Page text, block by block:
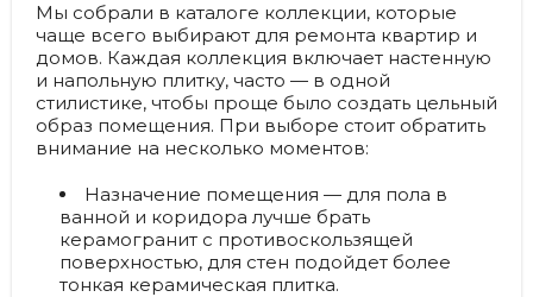
Мы собрали в каталоге коллекции, которые
чаще всего выбирают для ремонта квартир и
домов. Каждая коллекция включает настенную
и напольную плитку, часто — в одной
стилистике, чтобы проще было создать цельный
образ помещения. При выборе стоит обратить
внимание на несколько моментов:
Назначение помещения — для пола в
ванной и коридора лучше брать
керамогранит с противоскользящей
поверхностью, для стен подойдет более
тонкая керамическая плитка.